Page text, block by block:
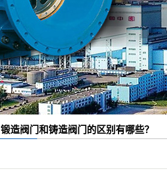
锻造阀门和铸造阀门的区别有哪些？